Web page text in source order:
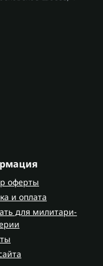
дрону
включая
важно
инициации и
сигнала и
особенно
задания, где
оферты
и оплата
для милитари-